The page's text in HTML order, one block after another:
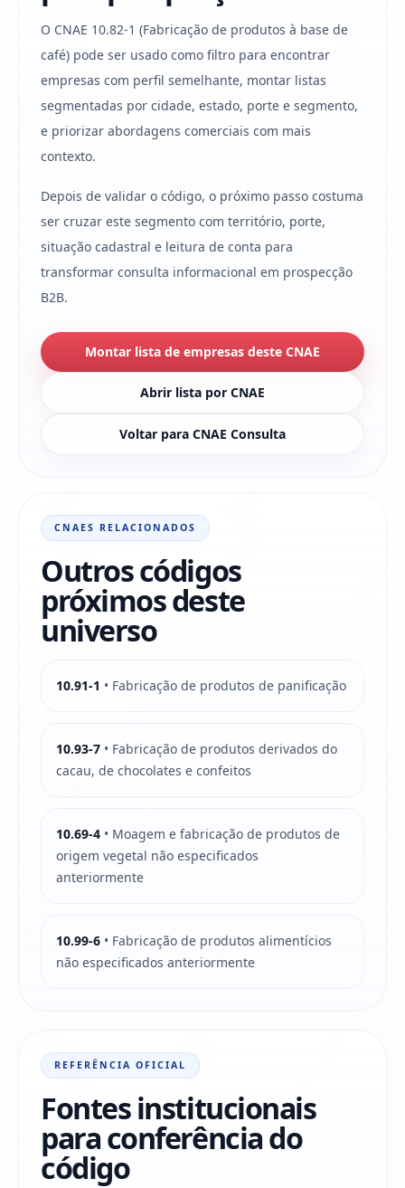
O CNAE 10.82-1 (Fabricação de produtos à base de
café) pode ser usado como filtro para encontrar
empresas com perfil semelhante, montar listas
segmentadas por cidade, estado, porte e segmento,
e priorizar abordagens comerciais com mais
contexto.
Depois de validar o código, o próximo passo costuma
ser cruzar este segmento com território, porte,
situação cadastral e leitura de conta para
transformar consulta informacional em prospecção
B2B.
Montar lista de empresas deste CNAE
Abrir lista por CNAE
Voltar para CNAE Consulta
CNAES RELACIONADOS
Outros códigos
próximos deste
universo
10.91-1 • Fabricação de produtos de panificação
10.93-7 • Fabricação de produtos derivados do
cacau, de chocolates e confeitos
10.69-4 • Moagem e fabricação de produtos de
origem vegetal não especificados
anteriormente
10.99-6 • Fabricação de produtos alimentícios
não especificados anteriormente
REFERÊNCIA OFICIAL
Fontes institucionais
para conferência do
código